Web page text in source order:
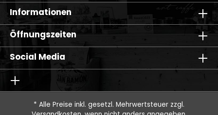
Informationen
Öffnungszeiten
Social Media
* Alle Preise inkl. gesetzl. Mehrwertsteuer zzgl.